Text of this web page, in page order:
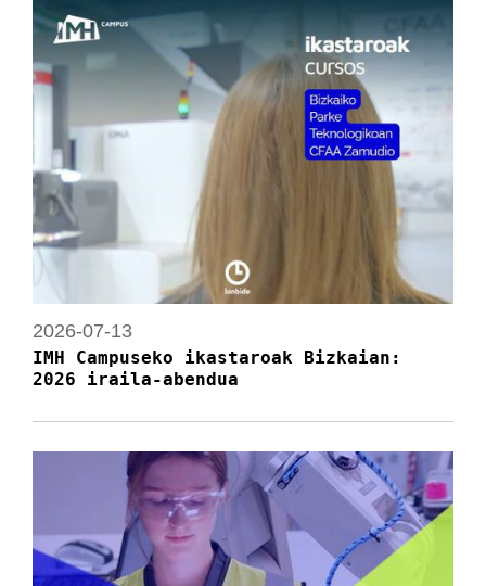
2026-07-13
IMH Campuseko ikastaroak Bizkaian:
2026 iraila-abendua